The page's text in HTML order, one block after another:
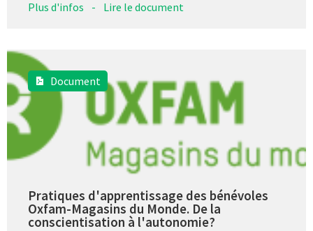
Plus d'infos - Lire le document
Document
Pratiques d'apprentissage des bénévoles
Oxfam-Magasins du Monde. De la
conscientisation à l'autonomie?